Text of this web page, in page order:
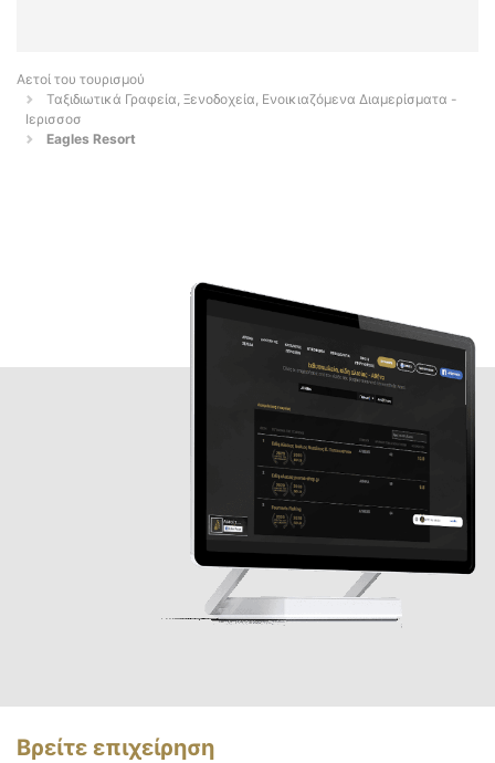
Αετοί του τουρισμού
Ταξιδιωτικά Γραφεία, Ξενοδοχεία, Ενοικιαζόμενα Διαμερίσματα -
Ιερισσοσ
Eagles Resort
Βρείτε επιχείρηση